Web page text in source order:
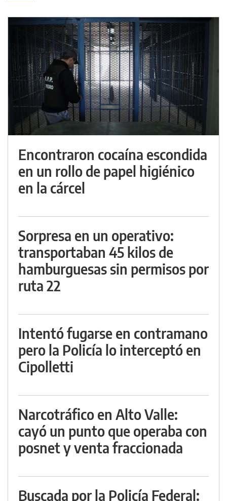
Encontraron cocaína escondida
en un rollo de papel higiénico
en la cárcel
Sorpresa en un operativo:
transportaban 45 kilos de
hamburguesas sin permisos por
ruta 22
Intentó fugarse en contramano
pero la Policía lo interceptó en
Cipolletti
Narcotráfico en Alto Valle:
cayó un punto que operaba con
posnet y venta fraccionada
Buscada por la Policía Federal: